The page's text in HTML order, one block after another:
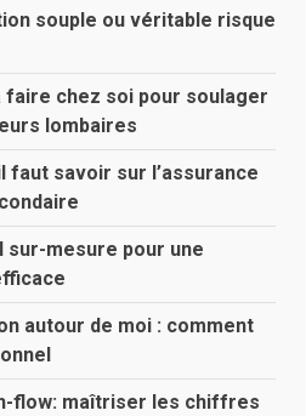
souple ou véritable risque
chez soi pour soulager
lombaires
faut savoir sur l’assurance
sur-mesure pour une
autour de moi : comment
flow: maîtriser les chiffres